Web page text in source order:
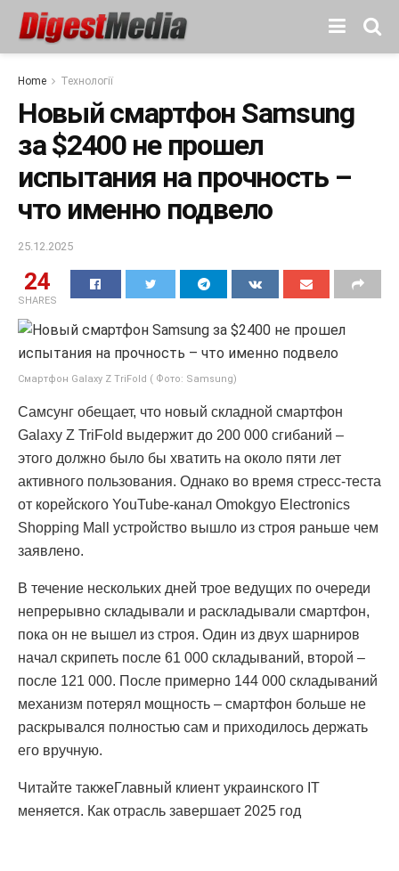
Home Технології
Новый смартфон Samsung
за $2400 не прошел
испытания на прочность –
что именно подвело
25.12.2025
24
SHARES
Смартфон Galaxy Z TriFold ( Фото: Samsung)
Самсунг обещает, что новый складной смартфон
Galaxy Z TriFold выдержит до 200 000 сгибаний –
этого должно было бы хватить на около пяти лет
активного пользования. Однако во время стресс-теста
от корейского YouTube-канал Omokgyo Electronics
Shopping Mall устройство вышло из строя раньше чем
заявлено.
В течение нескольких дней трое ведущих по очереди
непрерывно складывали и раскладывали смартфон,
пока он не вышел из строя. Один из двух шарниров
начал скрипеть после 61 000 складываний, второй –
после 121 000. После примерно 144 000 складываний
механизм потерял мощность – смартфон больше не
раскрывался полностью сам и приходилось держать
его вручную.
Читайте такжеГлавный клиент украинского IT
меняется. Как отрасль завершает 2025 год